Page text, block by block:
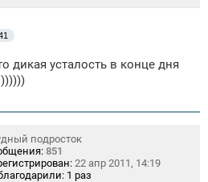
дикая усталость в конце дня
подросток
851
22 апр 2011, 14:19
1 раз